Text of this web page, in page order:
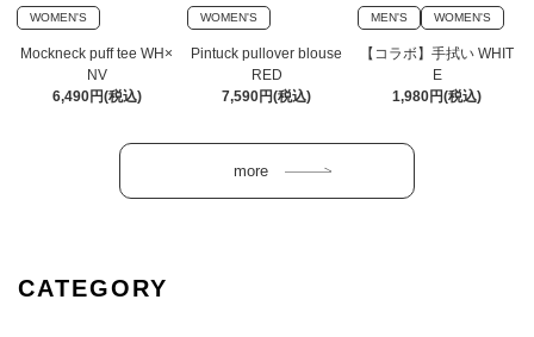
WOMEN'S
Mockneck puff tee WH×
NV
6,490円(税込)
WOMEN'S
Pintuck pullover blouse
RED
7,590円(税込)
MEN'S WOMEN'S
【コラボ】手拭い WHIT
E
1,980円(税込)
CATEGORY